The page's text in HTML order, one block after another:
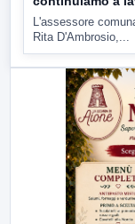
L'assessore
Rita D'Ambrosio,...